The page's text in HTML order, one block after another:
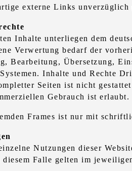
externe Links unverzüglich
Inhalte unterliegen dem
Verwertung bedarf der
Bearbeitung, Übersetzung,
Inhalte und Rechte
Seiten ist nicht
Gebrauch ist erlaubt.
Frames ist nur mit
Nutzungen dieser
Falle gelten im